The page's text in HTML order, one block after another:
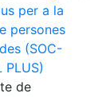
per a la
persones
(SOC-
PLUS)
de